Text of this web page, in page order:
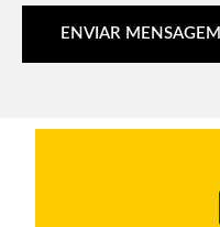
ENVIAR MENSAGEM